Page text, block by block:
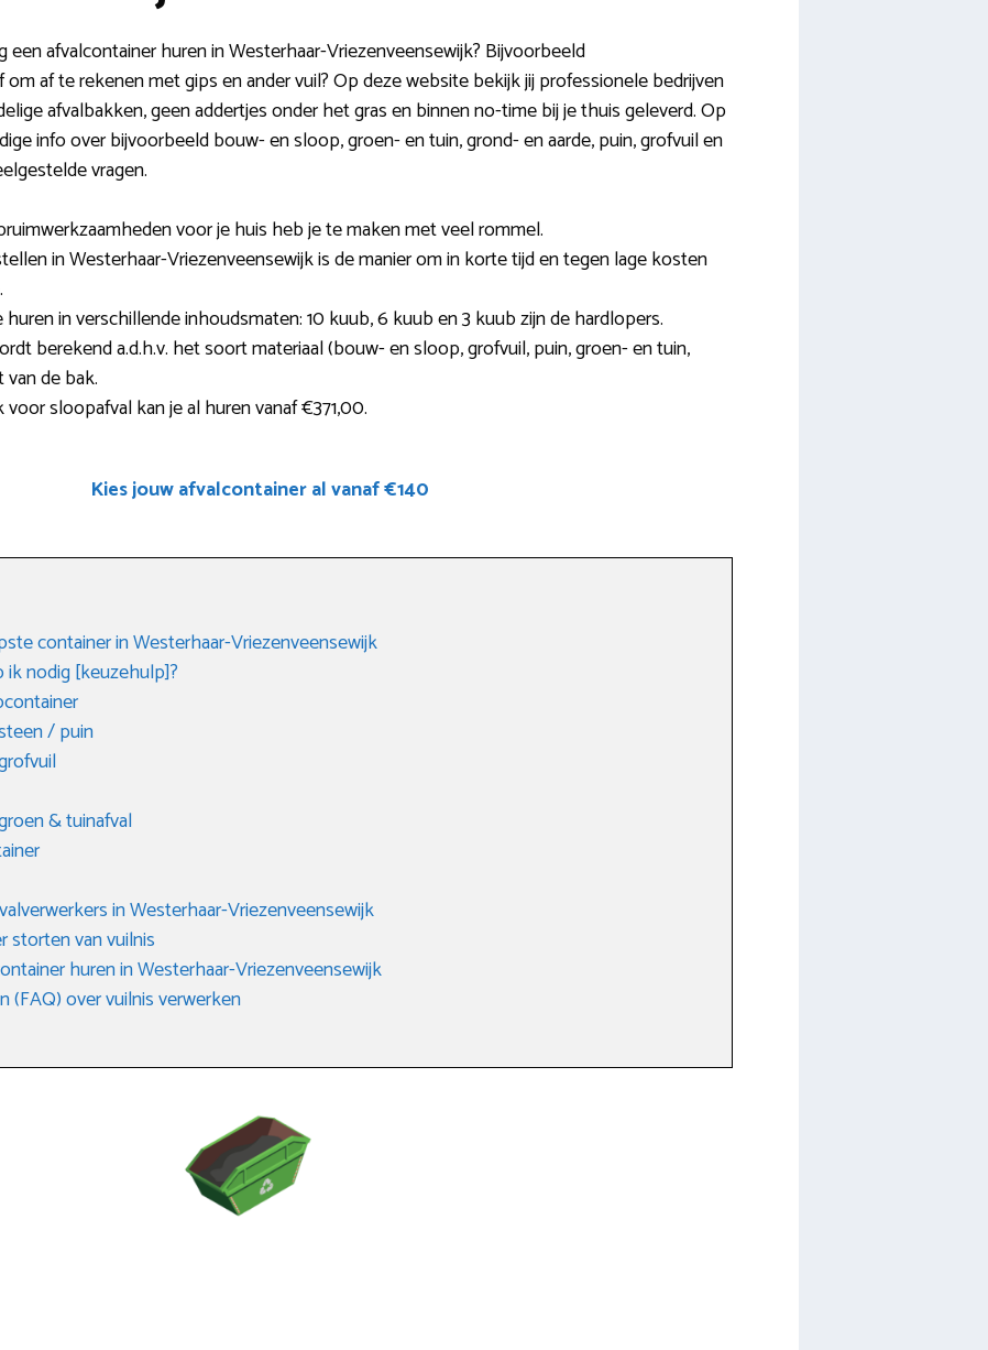
afvalcontainer huren in Westerhaar-Vriezenveensewijk? Bijvoorbeeld
af te rekenen met gips en ander vuil? Op deze website bekijk jij professionele bedrijven
afvalbakken, geen addertjes onder het gras en binnen no-time bij je thuis geleverd. Op
info over bijvoorbeeld bouw- en sloop, groen- en tuin, grond- en aarde, puin, grofvuil en
vragen.
voor je huis heb je te maken met veel rommel.
in Westerhaar-Vriezenveensewijk is de manier om in korte tijd en tegen lage kosten
in verschillende inhoudsmaten: 10 kuub, 6 kuub en 3 kuub zijn de hardlopers.
berekend a.d.h.v. het soort materiaal (bouw- en sloop, grofvuil, puin, groen- en tuin,
de bak.
sloopafval kan je al huren vanaf €371,00.
Kies jouw afvalcontainer al vanaf €140
container in Westerhaar-Vriezenveensewijk
nodig [keuzehulp]?
/ puin
& tuinafval
in Westerhaar-Vriezenveensewijk
storten van vuilnis
huren in Westerhaar-Vriezenveensewijk
(FAQ) over vuilnis verwerken